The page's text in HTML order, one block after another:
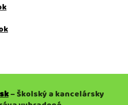
– Školský a kancelársky